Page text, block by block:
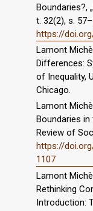
Boundaries?,
t. 32(2), s.
https://
Lamont
Differences:
of Inequality,
Chicago.
Lamont
Boundaries in
Review of
https://
1107
Lamont
Rethinking
Introduction: